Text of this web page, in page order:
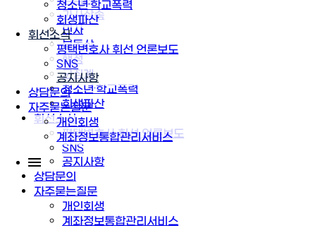
청소년·학교폭력
회생파산
휘선소식
평택변호사 휘선 언론보도
SNS
공지사항
상담문의
자주묻는질문
개인회생
계좌정보통합관리서비스
가사상속
민사
부동산
행정
군징계
청소년·학교폭력
회생파산
휘선소식
평택변호사 휘선 언론보도
SNS
공지사항
상담문의
자주묻는질문
개인회생
계좌정보통합관리서비스